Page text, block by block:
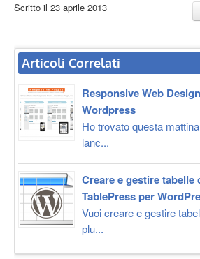
Scritto il 23 aprile 2013
Articoli Correlati
Responsive Web
Wordpress
Ho trovato questa
lanc...
Creare e gestire
TablePress per
Vuoi creare e gestire
plu...